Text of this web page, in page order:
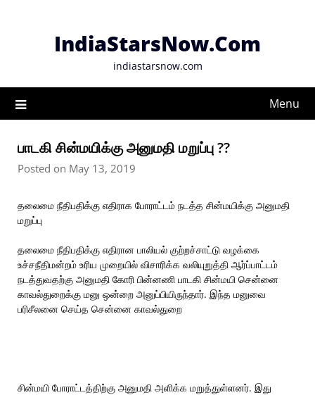
IndiaStarsNow.Com
indiastarsnow.com
Menu
பாடகி சின்மயிக்கு அனுமதி மறுப்பு ??
Posted on May 13, 2019
தலைமை நீதிபதிக்கு எதிராக போராட்டம் நடத்த சின்மயிக்கு அனுமதி
மறுப்பு
தலைமை நீதிபதிக்கு எதிரான பாலியல் குற்றச்சாட்டு வழக்கை
உச்சநீதிமன்றம் உரிய முறையில் விசாரிக்க வலியுறுத்தி ஆர்ப்பாட்டம்
நடத்துவதற்கு அனுமதி கோரி பின்னணி பாடகி சின்மயி சென்னை
காவல்துறைக்கு மனு ஒன்றை அனுப்பியிருந்தார். இந்த மனுவை
பரிசீலனை செய்த சென்னை காவல்துறை
சின்மயி போராட்டத்திற்கு அனுமதி அளிக்க மறுத்துள்ளனர். இது